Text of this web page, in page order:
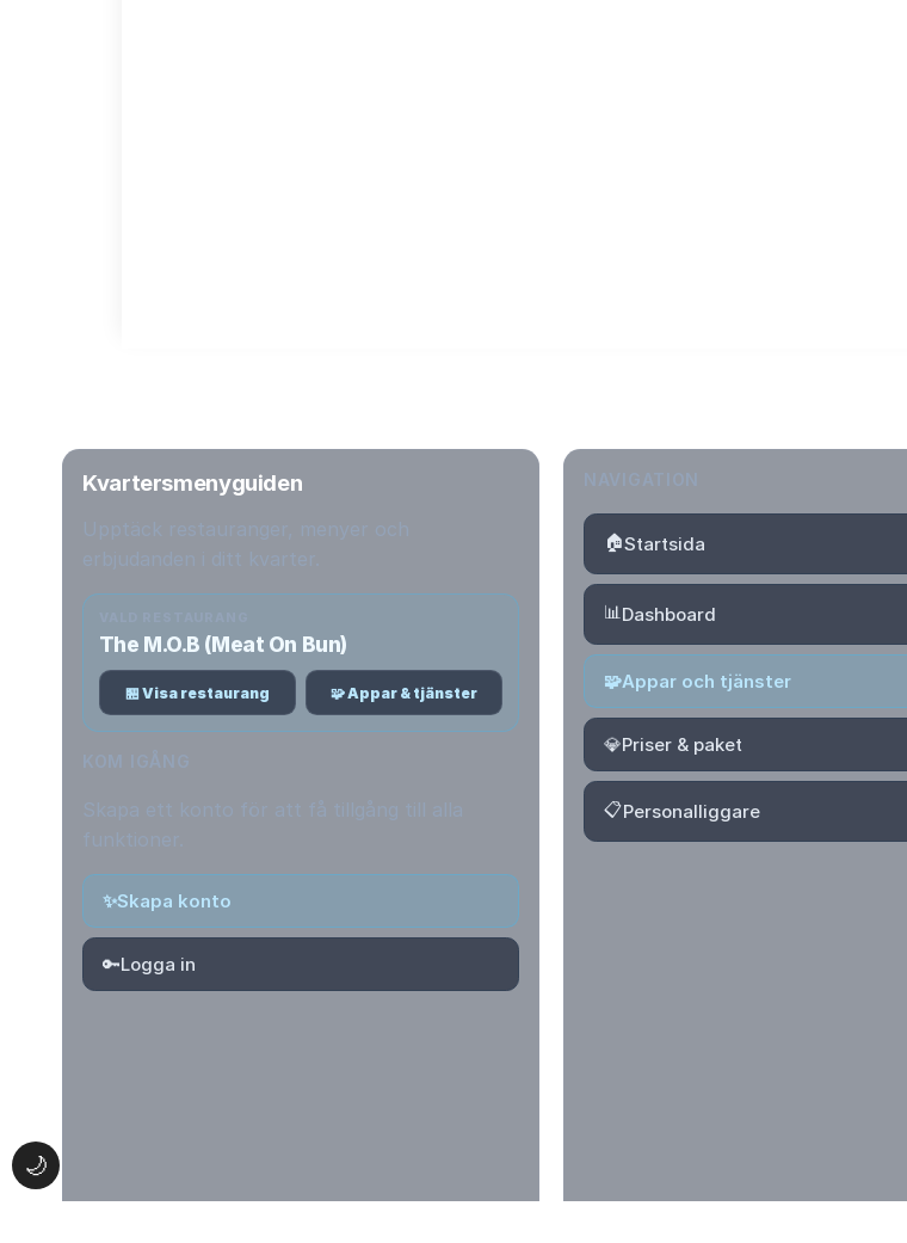
🌙
Kvartersmenyguiden
The M.O.B (Meat On Bun)
🏪 Visa restaurang 🧩 Appar & tjänster
✨Skapa konto
🔑Logga in
🏠Startsida
📊Dashboard
🧩Appar och tjänster
💎Priser & paket
📋Personalliggare